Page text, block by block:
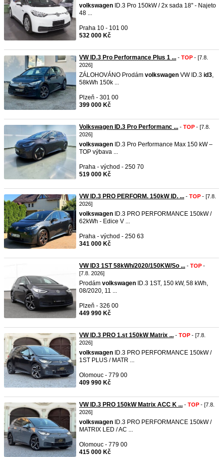
volkswagen ID.3 Pro 150kW / 2x sada 18'' - Najeto
48 ...
Praha 10 - 101 00
532 000 Kč
VW ID.3 Pro Performance Plus 1 ... - TOP - [7.8.
2026]
ZÁLOHOVÁNO Prodám volkswagen VW ID.3 id3,
58kWh 150k ...
Plzeň - 301 00
399 000 Kč
Volkswagen ID.3 Pro Performanc ... - TOP - [7.8.
2026]
volkswagen ID.3 Pro Performance Max 150 kW –
TOP výbava ...
Praha - východ - 250 70
519 000 Kč
VW ID.3 PRO PERFORM. 150kW ID. ... - TOP - [7.8.
2026]
volkswagen ID.3 PRO PERFORMANCE 150kW /
62kWh - Edice V ...
Praha - východ - 250 63
341 000 Kč
VW ID3 1ST 58kWh/2020/150KW/So ... - TOP -
[7.8. 2026]
Prodám volkswagen ID.3 1ST, 150 kW, 58 kWh,
08/2020, 11 ...
Plzeň - 326 00
449 990 Kč
VW ID.3 PRO 1.st 150kW Matrix ... - TOP - [7.8.
2026]
volkswagen ID.3 PRO PERFORMANCE 150kW /
1ST PLUS / MATR ...
Olomouc - 779 00
409 990 Kč
VW ID.3 PRO 150kW Matrix ACC K ... - TOP - [7.8.
2026]
volkswagen ID.3 PRO PERFORMANCE 150kW /
MATRIX LED / AC ...
Olomouc - 779 00
415 000 Kč